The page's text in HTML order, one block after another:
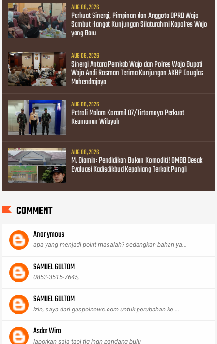
AUG 06, 2026
Perkuat Sinergi, Pimpinan dan Anggota DPRD Wajo
Sambut Hangat Kunjungan Silaturahmi Kapolres Wajo
yang Baru
AUG 06, 2026
Sinergi Antara Pemkab Wajo dan Polres Wajo Bupati
Wajo Andi Rosman Terima Kunjungan AKBP Douglas
Mahendrajaya
AUG 06, 2026
Patroli Malam Koramil 07/Tirtomoyo Perkuat
Keamanan Wilayah
AUG 06, 2026
M. Diamin: Pendidikan Bukan Komoditi! OMBB Desak
Evaluasi Kadisdikbud Kepahiang Terkait Pungli
COMMENT
Anonymous
apa yang menjadi point masalah? sedangkan bahan ya...
SAMUEL GULTOM
0853-3515-7645,
SAMUEL GULTOM
izin, saya dari gaspolnews.com untuk perubahan ke ...
Asdar Wiro
laporkan saja tapi tlg jngn pandang bulu